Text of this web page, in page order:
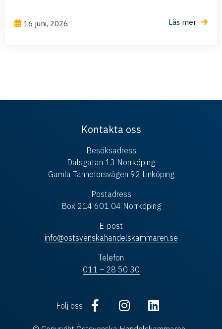
16 juni, 2026 Läs mer
Kontakta oss
Besöksadress
Dalsgatan 13 Norrköping
Gamla Tanneforsvägen 92 Linköping
Postadress
Box 214 601 04 Norrköping
E-post
info@ostsvenskahandelskammaren.se
Telefon
011 – 28 50 30
Följ oss